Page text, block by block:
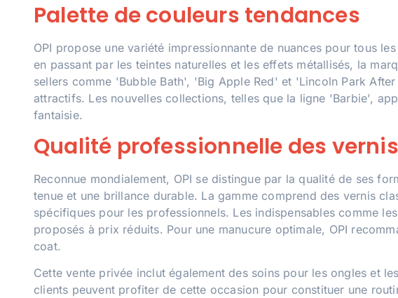
Palette de couleurs tendances
OPI propose une variété impressionnante de nuances pour tous
en passant par les teintes naturelles et les effets métallisés, la
sellers comme 'Bubble Bath', 'Big Apple Red' et 'Lincoln Park
attractifs. Les nouvelles collections, telles que la ligne 'Barbie',
fantaisie.
Qualité professionnelle des vernis
Reconnue mondialement, OPI se distingue par la qualité de ses
tenue et une brillance durable. La gamme comprend des vernis
spécifiques pour les professionnels. Les indispensables comme
proposés à prix réduits. Pour une manucure optimale, OPI
coat.
Cette vente privée inclut également des soins pour les ongles et
clients peuvent profiter de cette occasion pour constituer une